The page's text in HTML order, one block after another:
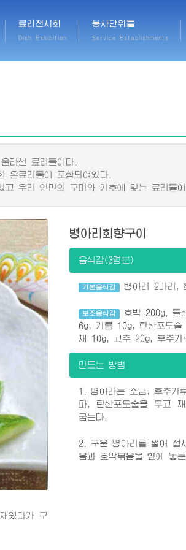
료리전시회
Dish Exhibition
봉사단위들
Service Establishments
라선 료리들이다.
료리들이 포함되여있다.
우리 인민의 구미와 기호에 맞는 료리들이
웠다가 구
병아리회향구이
음식감(3명분)
기본음식감 병아리 2마리,
보조음식감
호박 200g, 들
6g, 기름 10g, 탄산포도
채 10g, 고추 20g, 후추가
만드는 방법
1. 병아리는 소금, 후추가
파, 탄산포도술을 두고
굽는다.
2. 구운 병아리를 썰어 접
음과 호박볶음을 옆에 놓는